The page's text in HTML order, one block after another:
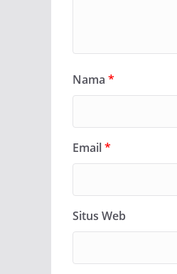
Nama *
Email*
Situs Web